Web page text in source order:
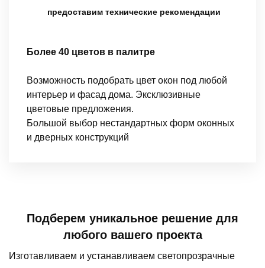
предоставим технические рекомендации
Более 40 цветов в палитре
Возможность подобрать цвет окон под любой
интерьер и фасад дома. Эксклюзивные
цветовые предложения.
Большой выбор нестандартных форм оконных
и дверных конструкций
Подберем уникальное решение для
любого вашего проекта
Изготавливаем и устанавливаем светопрозрачные